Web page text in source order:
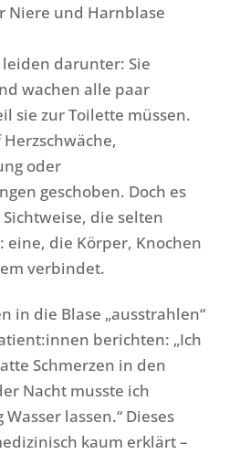
Niere und Harnblase
darunter: Sie
wachen alle paar
sie zur Toilette müssen.
oder
geschoben. Doch es
die selten
die Körper, Knochen
verbindet.
in die Blase „ausstrahlen“
berichten: „Ich
Schmerzen in den
Nacht musste ich
lassen.“ Dieses
kaum erklärt –